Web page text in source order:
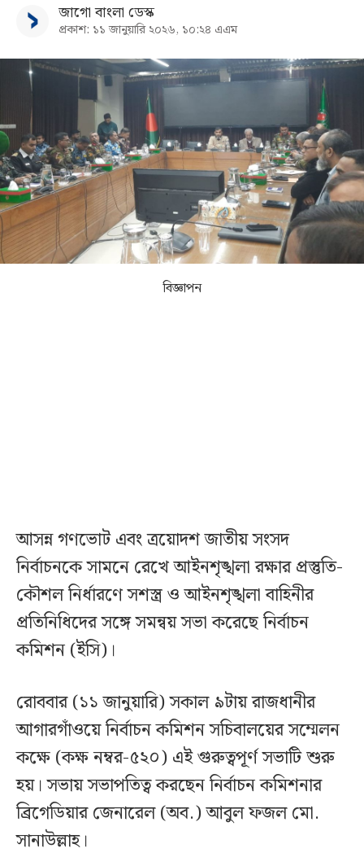
বিভাগ
আর্কাইভ
কনভার্টার
জাগো বাংলা ডেস্ক
প্রকাশ: ১১ জানুয়ারি ২০২৬, ১০:২৪ এএম
বিজ্ঞাপন
আসন্ন গণভোট এবং ত্রয়োদশ জাতীয় সংসদ
নির্বাচনকে সামনে রেখে আইনশৃঙ্খলা রক্ষার প্রস্তুতি-
কৌশল নির্ধারণে সশস্ত্র ও আইনশৃঙ্খলা বাহিনীর
প্রতিনিধিদের সঙ্গে সমন্বয় সভা করেছে নির্বাচন
কমিশন (ইসি)।
রোববার (১১ জানুয়ারি) সকাল ৯টায় রাজধানীর
আগারগাঁওয়ে নির্বাচন কমিশন সচিবালয়ের সম্মেলন
কক্ষে (কক্ষ নম্বর-৫২০) এই গুরুত্বপূর্ণ সভাটি শুরু
হয়। সভায় সভাপতিত্ব করছেন নির্বাচন কমিশনার
ব্রিগেডিয়ার জেনারেল (অব.) আবুল ফজল মো.
সানাউল্লাহ।